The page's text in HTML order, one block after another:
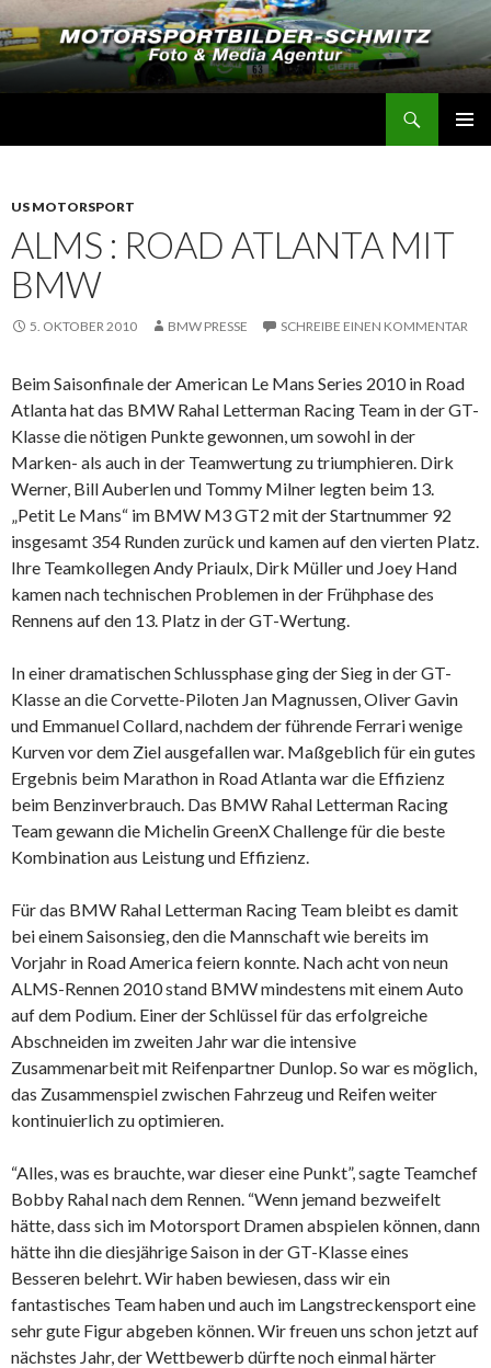
US MOTORSPORT
ALMS : ROAD ATLANTA MIT
BMW
5. OKTOBER 2010 BMW PRESSE SCHREIBE EINEN KOMMENTAR
Beim Saisonfinale der American Le Mans Series 2010 in Road
Atlanta hat das BMW Rahal Letterman Racing Team in der GT-
Klasse die nötigen Punkte gewonnen, um sowohl in der
Marken- als auch in der Teamwertung zu triumphieren. Dirk
Werner, Bill Auberlen und Tommy Milner legten beim 13.
„Petit Le Mans“ im BMW M3 GT2 mit der Startnummer 92
insgesamt 354 Runden zurück und kamen auf den vierten Platz.
Ihre Teamkollegen Andy Priaulx, Dirk Müller und Joey Hand
kamen nach technischen Problemen in der Frühphase des
Rennens auf den 13. Platz in der GT-Wertung.
In einer dramatischen Schlussphase ging der Sieg in der GT-
Klasse an die Corvette-Piloten Jan Magnussen, Oliver Gavin
und Emmanuel Collard, nachdem der führende Ferrari wenige
Kurven vor dem Ziel ausgefallen war. Maßgeblich für ein gutes
Ergebnis beim Marathon in Road Atlanta war die Effizienz
beim Benzinverbrauch. Das BMW Rahal Letterman Racing
Team gewann die Michelin GreenX Challenge für die beste
Kombination aus Leistung und Effizienz.
Für das BMW Rahal Letterman Racing Team bleibt es damit
bei einem Saisonsieg, den die Mannschaft wie bereits im
Vorjahr in Road America feiern konnte. Nach acht von neun
ALMS-Rennen 2010 stand BMW mindestens mit einem Auto
auf dem Podium. Einer der Schlüssel für das erfolgreiche
Abschneiden im zweiten Jahr war die intensive
Zusammenarbeit mit Reifenpartner Dunlop. So war es möglich,
das Zusammenspiel zwischen Fahrzeug und Reifen weiter
kontinuierlich zu optimieren.
“Alles, was es brauchte, war dieser eine Punkt”, sagte Teamchef
Bobby Rahal nach dem Rennen. “Wenn jemand bezweifelt
hätte, dass sich im Motorsport Dramen abspielen können, dann
hätte ihn die diesjährige Saison in der GT-Klasse eines
Besseren belehrt. Wir haben bewiesen, dass wir ein
fantastisches Team haben und auch im Langstreckensport eine
sehr gute Figur abgeben können. Wir freuen uns schon jetzt auf
nächstes Jahr, der Wettbewerb dürfte noch einmal härter